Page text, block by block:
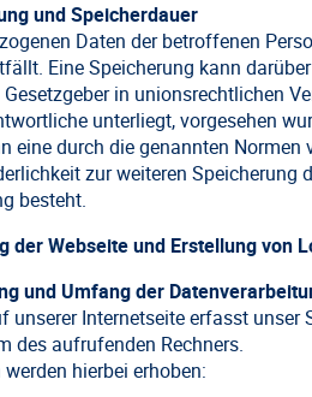
und Speicherdauer
Daten der betroffenen
Eine Speicherung kann
in unionsrechtlichen
unterliegt, vorgesehen
eine durch die genannten
zur weiteren Speicherung
besteht.
der Webseite und Erstellung von
und Umfang der
unserer Internetseite erfasst
des aufrufenden Rechners.
hierbei erhoben: